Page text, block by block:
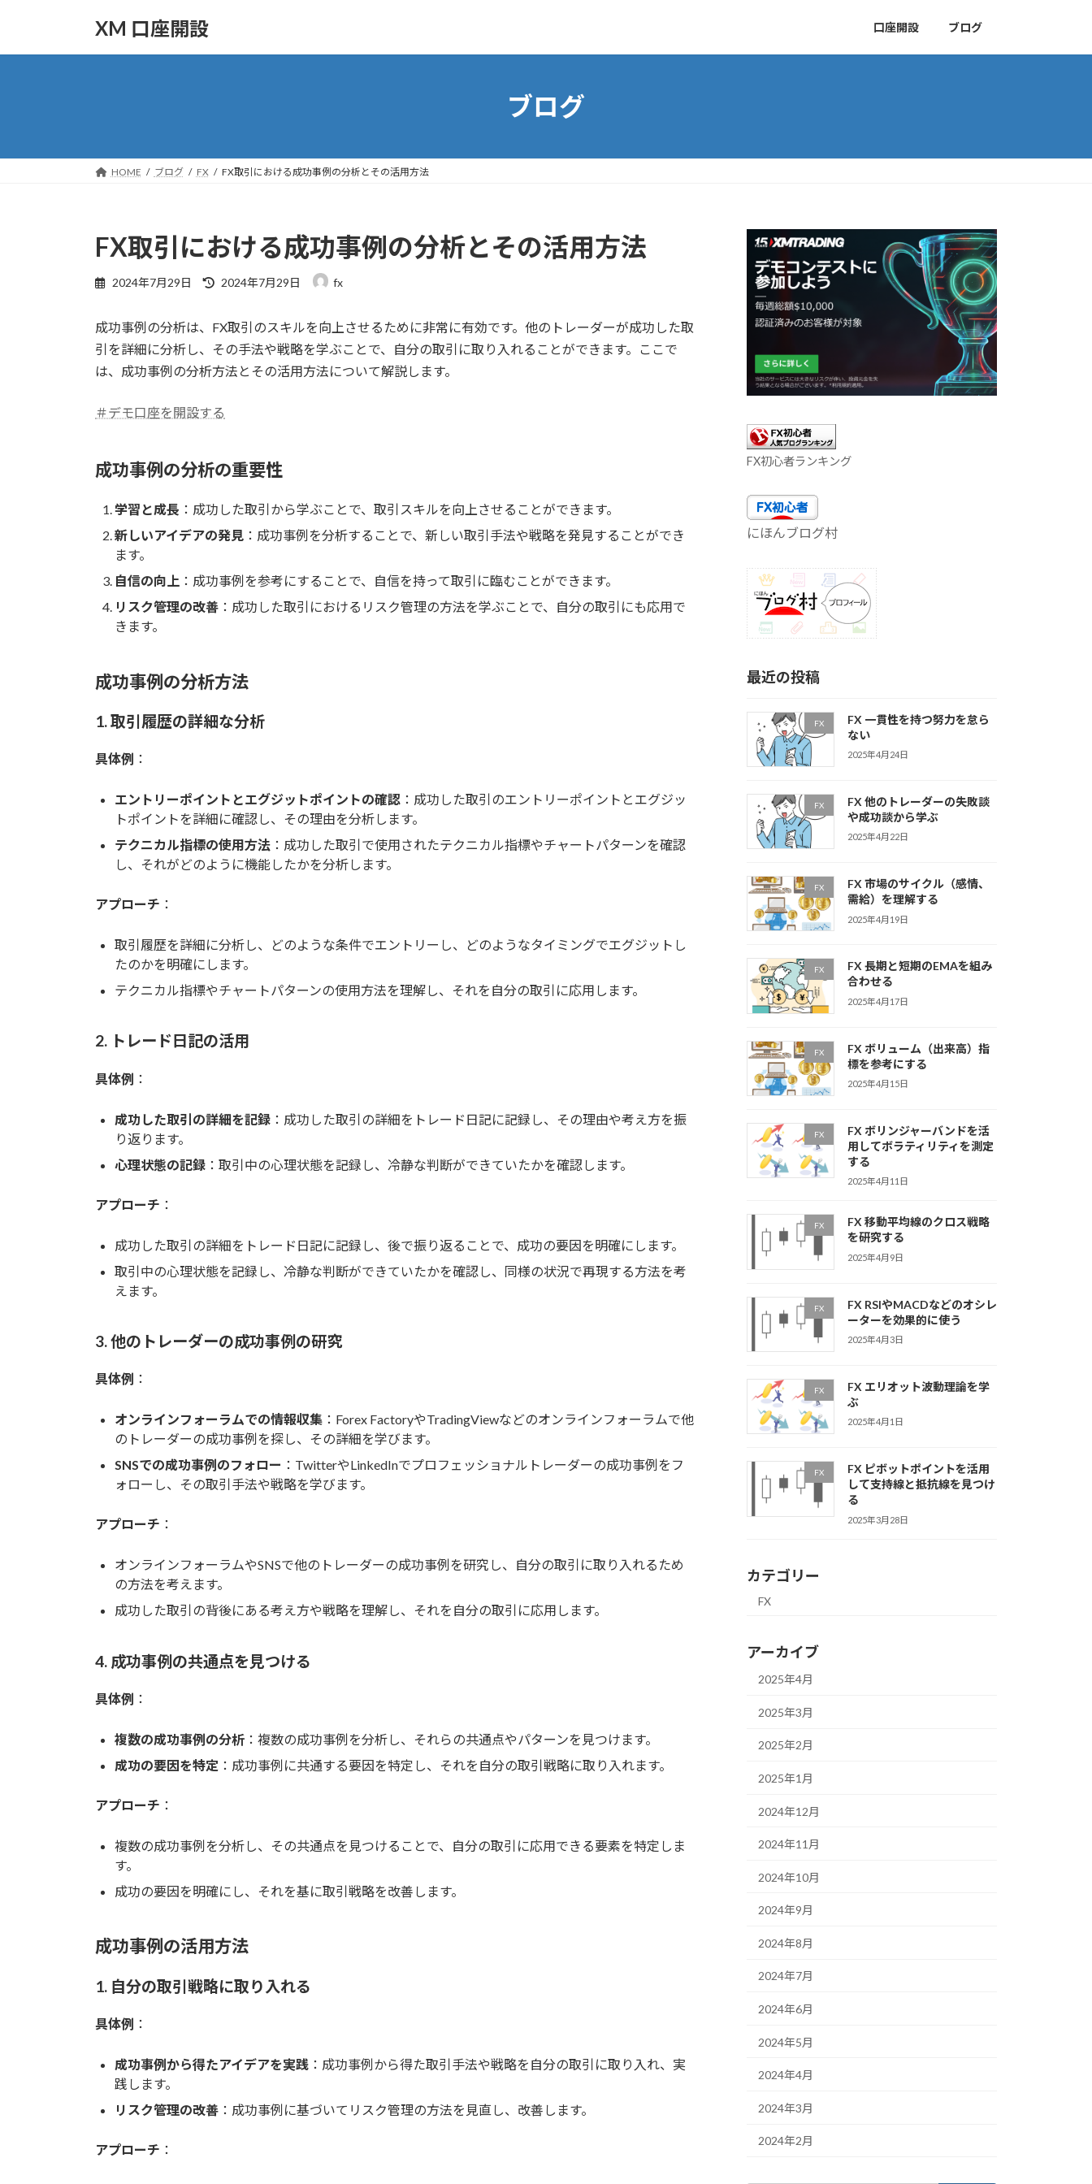
XM 口座開設 口座開設 ブログ
ブログ
HOME ブログ FX FX取引における成功事例の分析とその活用方法
FX取引における成功事例の分析とその活用方法
2024年7月29日
最
新
日
:
2024年7月29日 fx
成功事例の分析は、FX取引のスキルを向上させるために非常に有効です。他のトレーダーが成功した取
引を詳細に分析し、その手法や戦略を学ぶことで、自分の取引に取り入れることができます。ここで
は、成功事例の分析方法とその活用方法について解説します。
＃デモ口座を開設する
成功事例の分析の重要性
学習と成長 ：成功した取引から学ぶことで、取引スキルを向上させることができます。
新しいアイデアの発見 ：成功事例を分析することで、新しい取引手法や戦略を発見することができ
ます。
自信の向上 ：成功事例を参考にすることで、自信を持って取引に臨むことができます。
リスク管理の改善 ：成功した取引におけるリスク管理の方法を学ぶことで、自分の取引にも応用で
きます。
成功事例の分析方法
1. 取引履歴の詳細な分析
具体例 ：
エントリーポイントとエグジットポイントの確認 ：成功した取引のエントリーポイントとエグジッ
トポイントを詳細に確認し、その理由を分析します。
テクニカル指標の使用方法 ：成功した取引で使用されたテクニカル指標やチャートパターンを確認
し、それがどのように機能したかを分析します。
アプローチ ：
取引履歴を詳細に分析し、どのような条件でエントリーし、どのようなタイミングでエグジットし
たのかを明確にします。
テクニカル指標やチャートパターンの使用方法を理解し、それを自分の取引に応用します。
2. トレード日記の活用
具体例 ：
成功した取引の詳細を記録 ：成功した取引の詳細をトレード日記に記録し、その理由や考え方を振
り返ります。
心理状態の記録 ：取引中の心理状態を記録し、冷静な判断ができていたかを確認します。
アプローチ ：
成功した取引の詳細をトレード日記に記録し、後で振り返ることで、成功の要因を明確にします。
取引中の心理状態を記録し、冷静な判断ができていたかを確認し、同様の状況で再現する方法を考
えます。
3. 他のトレーダーの成功事例の研究
具体例 ：
オンラインフォーラムでの情報収集 ：Forex FactoryやTradingViewなどのオンラインフォーラムで他
のトレーダーの成功事例を探し、その詳細を学びます。
SNSでの成功事例のフォロー ：TwitterやLinkedInでプロフェッショナルトレーダーの成功事例をフ
ォローし、その取引手法や戦略を学びます。
アプローチ ：
オンラインフォーラムやSNSで他のトレーダーの成功事例を研究し、自分の取引に取り入れるため
の方法を考えます。
成功した取引の背後にある考え方や戦略を理解し、それを自分の取引に応用します。
4. 成功事例の共通点を見つける
具体例 ：
複数の成功事例の分析 ：複数の成功事例を分析し、それらの共通点やパターンを見つけます。
成功の要因を特定 ：成功事例に共通する要因を特定し、それを自分の取引戦略に取り入れます。
アプローチ ：
複数の成功事例を分析し、その共通点を見つけることで、自分の取引に応用できる要素を特定しま
す。
成功の要因を明確にし、それを基に取引戦略を改善します。
成功事例の活用方法
1. 自分の取引戦略に取り入れる
具体例 ：
成功事例から得たアイデアを実践 ：成功事例から得た取引手法や戦略を自分の取引に取り入れ、実
践します。
リスク管理の改善 ：成功事例に基づいてリスク管理の方法を見直し、改善します。
アプローチ ：
FX初心者ランキング
にほんブログ村
最近の投稿
FX
FX 一貫性を持つ努力を怠ら
ない
2025年4月24日
FX
FX 他のトレーダーの失敗談
や成功談から学ぶ
2025年4月22日
FX
FX 市場のサイクル（感情、
需給）を理解する
2025年4月19日
FX
FX 長期と短期のEMAを組み
合わせる
2025年4月17日
FX
FX ボリューム（出来高）指
標を参考にする
2025年4月15日
FX
FX ボリンジャーバンドを活
用してボラティリティを測定
する
2025年4月11日
FX
FX 移動平均線のクロス戦略
を研究する
2025年4月9日
FX
FX RSIやMACDなどのオシレ
ーターを効果的に使う
2025年4月3日
FX
FX エリオット波動理論を学
ぶ
2025年4月1日
FX
FX ピボットポイントを活用
して支持線と抵抗線を見つけ
る
2025年3月28日
カテゴリー
FX
アーカイブ
2025年4月
2025年3月
2025年2月
2025年1月
2024年12月
2024年11月
2024年10月
2024年9月
2024年8月
2024年7月
2024年6月
2024年5月
2024年4月
2024年3月
2024年2月